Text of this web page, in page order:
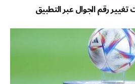
رقم الجوال عبر التطبيق